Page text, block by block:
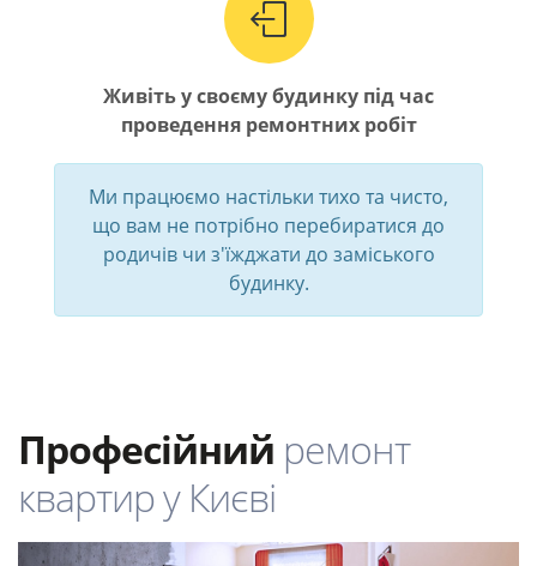
Живіть у своєму будинку під час
проведення ремонтних робіт
Ми працюємо настільки тихо та чисто,
що вам не потрібно перебиратися до
родичів чи з'їжджати до заміського
будинку.
Професійний ремонт
квартир у Києві